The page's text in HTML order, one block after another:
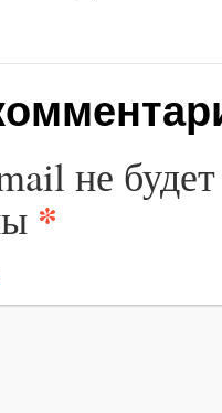
не
*